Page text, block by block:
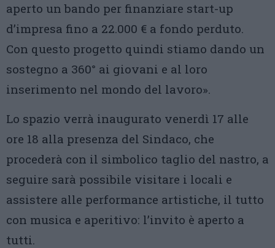
aperto un bando per finanziare start-up
d’impresa fino a 22.000 € a fondo perduto.
Con questo progetto quindi stiamo dando un
sostegno a 360° ai giovani e al loro
inserimento nel mondo del lavoro».
Lo spazio verrà inaugurato venerdì 17 alle
ore 18 alla presenza del Sindaco, che
procederà con il simbolico taglio del nastro, a
seguire sarà possibile visitare i locali e
assistere alle performance artistiche, il tutto
con musica e aperitivo: l’invito è aperto a
tutti.